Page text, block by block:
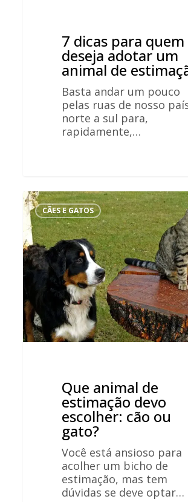
7 dicas para quem
deseja adotar um
animal de
Basta andar um pouco
pelas ruas de nosso
norte a sul para,
rapidamente,…
Que
animal
de
estimação
devo
escolher:
cão
ou
gato?
CÃES E GATOS
Que animal de
estimação devo
escolher: cão ou
gato?
Você está ansioso para
acolher um bicho de
estimação, mas tem
dúvidas se deve optar…